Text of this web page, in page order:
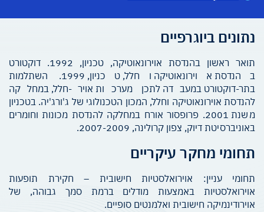
נתונים ביוגרפיים
תואר ראשון בהנדסת אוירונאוטיקה, טכניון, 1992. דוקטורט
בהנדסת אוירונאוטיקה וחלל, טכניון, 1999. השתלמות
בתר-דוקטורט במעבדה לתכן מערכות אויר-חלל, במחלקה
להנדסת אוירונאוטיקה וחלל, המכון הטכנולוגי של ג'ורג'יה. בטכניון
משנת 2001. פרופסור אורח במחלקה להנדסת מכונות וחומרים
באוניברסיטת דיוק, צפון קרולינה, 2007-2009.
תחומי מחקר עיקריים
תחומי עניין: אוירואלסטיות חישובית – חקירת תופעות
אוירואלסטיות באמצעות מודלים ברמת סמך גבוהה, של
אוירודינמיקה חישובית ואלמנטים סופיים.